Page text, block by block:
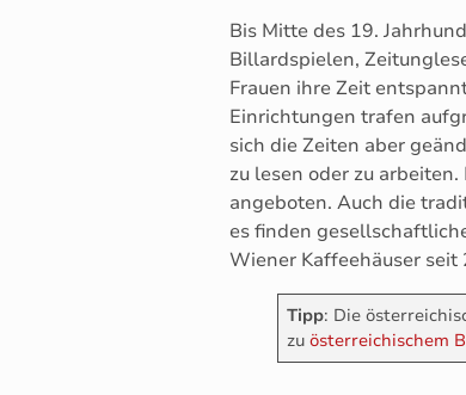
Bis Mitte des 19.
Billardspielen,
Frauen ihre Zeit
Einrichtungen trafen
sich die Zeiten aber
zu lesen oder zu
angeboten. Auch die
es finden
Wiener Kaffeehäuser seit
Tipp: Die
zuösterreichischem